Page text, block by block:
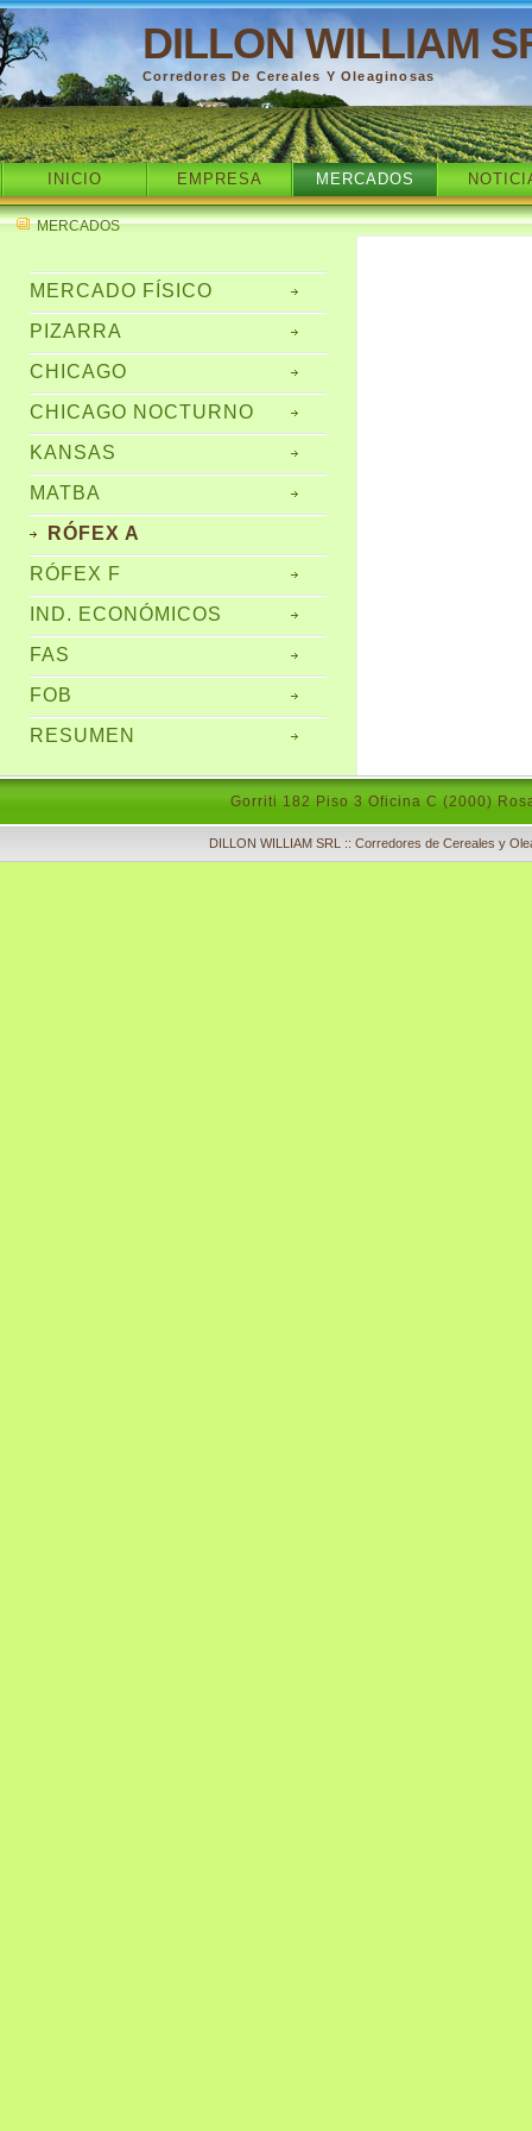
DILLON WILLIAM
Corredores De Cereales Y Oleaginosas
INICIO EMPRESA MERCADOS
MERCADOS
MERCADO FÍSICO
PIZARRA
CHICAGO
CHICAGO NOCTURNO
KANSAS
MATBA
RÓFEX A
RÓFEX F
IND. ECONÓMICOS
FAS
FOB
RESUMEN
Gorriti 182 Piso 3 Oficina C (2000)
DILLON WILLIAM SRL :: Corredores de Cereales y